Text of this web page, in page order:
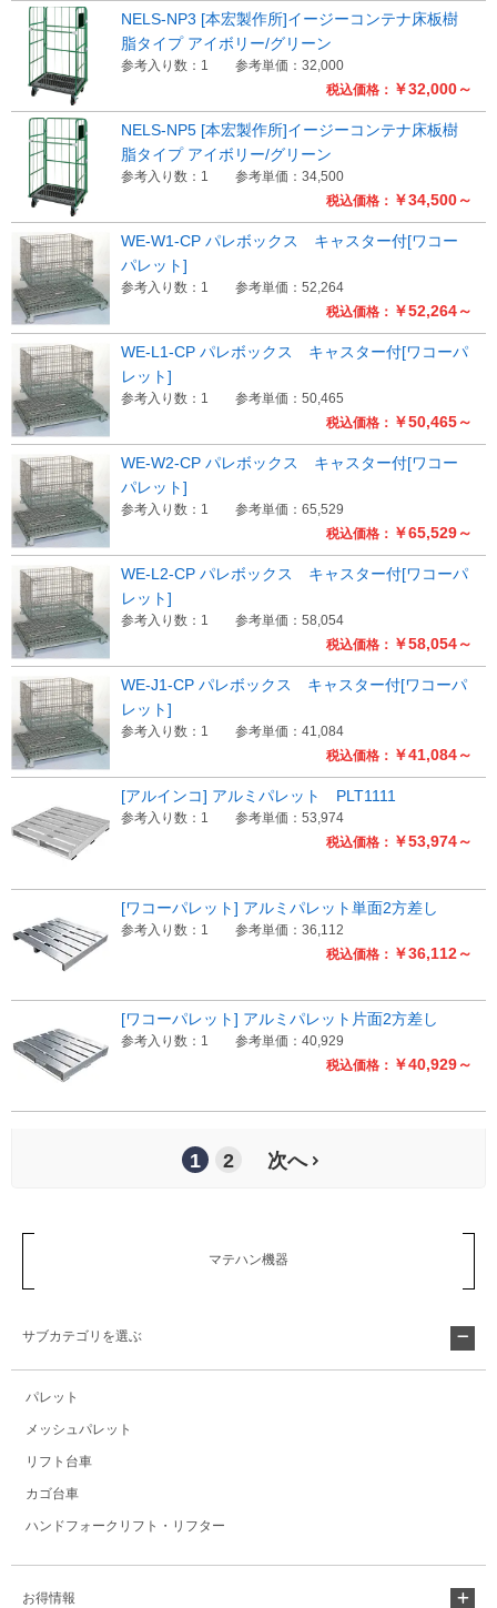
税込価格： ￥32,000～
NELS-NP3 [本宏製作所]イージーコンテナ床板樹
脂タイプ アイボリー/グリーン
参考入り数：1 参考単価：32,000
税込価格： ￥34,500～
NELS-NP5 [本宏製作所]イージーコンテナ床板樹
脂タイプ アイボリー/グリーン
参考入り数：1 参考単価：34,500
税込価格： ￥52,264～
WE-W1-CP パレボックス キャスター付[ワコー
パレット]
参考入り数：1 参考単価：52,264
税込価格： ￥50,465～
WE-L1-CP パレボックス キャスター付[ワコーパ
レット]
参考入り数：1 参考単価：50,465
税込価格： ￥65,529～
WE-W2-CP パレボックス キャスター付[ワコー
パレット]
参考入り数：1 参考単価：65,529
税込価格： ￥58,054～
WE-L2-CP パレボックス キャスター付[ワコーパ
レット]
参考入り数：1 参考単価：58,054
税込価格： ￥41,084～
WE-J1-CP パレボックス キャスター付[ワコーパ
レット]
参考入り数：1 参考単価：41,084
税込価格： ￥53,974～
[アルインコ] アルミパレット PLT1111
参考入り数：1 参考単価：53,974
税込価格： ￥36,112～
[ワコーパレット] アルミパレット単面2方差し
参考入り数：1 参考単価：36,112
税込価格： ￥40,929～
[ワコーパレット] アルミパレット片面2方差し
参考入り数：1 参考単価：40,929
1 2 次へ
マテハン機器
サブカテゴリを選ぶ
パレット
メッシュパレット
リフト台車
カゴ台車
ハンドフォークリフト・リフター
お得情報